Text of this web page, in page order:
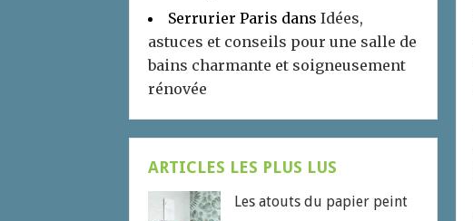
Serrurier Paris dans Idées,
astuces et conseils pour une salle de
bains charmante et soigneusement
rénovée
ARTICLES LES PLUS LUS
Les atouts du papier peint